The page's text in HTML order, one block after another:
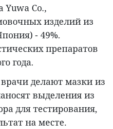
Yuwa Co.,
изделий из
- 49%.
препаратов
года.
делают мазки из
выделения из
для тестирования,
на месте.